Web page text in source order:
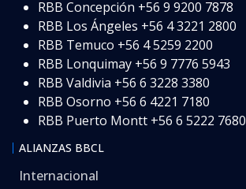
RBB Concepción +56 9 9200 7878
RBB Los Ángeles +56 4 3221 2800
RBB Temuco +56 4 5259 2200
RBB Lonquimay +56 9 7776 5943
RBB Valdivia +56 6 3228 3380
RBB Osorno +56 6 4221 7180
RBB Puerto Montt +56 6 5222 7680
ALIANZAS BBCL
Internacional